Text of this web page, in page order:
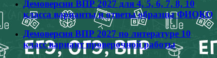
Демоверсии ВПР 2027 для 4, 5, 6, 7, 8, 10
класса варианты и ответы образцы ФИОКО
Демоверсия ВПР 2027 по литературе 10
класс вариант проверочной работы